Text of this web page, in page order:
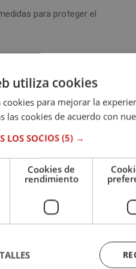
para proteger el
por un método de
En nuestra escuela de
y establecer su plan
laboral y familiar con la
. Una vez realizada la
de su tutor con las claves
encontrará el material
distintas pruebas de
examen final. Dentro del
el estudiante podrá elegir
utiliza cookies
cookies para mejorar la
las cookies de acuerdo con
LOS SOCIOS (5) →
Cookies de
rendimiento